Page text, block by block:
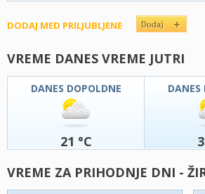
DODAJ MED PRILJUBLJENE
VREME DANES VREME JUTRI
DANES DOPOLDNE
21 °C
DANES
VREME ZA PRIHODNJE DNI -